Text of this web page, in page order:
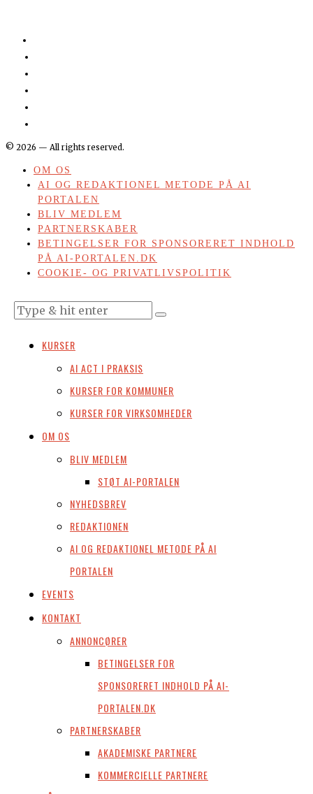
© 2026 — All rights reserved.
OM OS
AI OG REDAKTIONEL METODE PÅ AI
PORTALEN
BLIV MEDLEM
PARTNERSKABER
BETINGELSER FOR SPONSORERET INDHOLD
PÅ AI-PORTALEN.DK
COOKIE- OG PRIVATLIVSPOLITIK
KURSER
AI ACT I PRAKSIS
KURSER FOR KOMMUNER
KURSER FOR VIRKSOMHEDER
OM OS
BLIV MEDLEM
STØT AI-PORTALEN
NYHEDSBREV
REDAKTIONEN
AI OG REDAKTIONEL METODE PÅ AI
PORTALEN
EVENTS
KONTAKT
ANNONCØRER
BETINGELSER FOR
SPONSORERET INDHOLD PÅ AI-
PORTALEN.DK
PARTNERSKABER
AKADEMISKE PARTNERE
KOMMERCIELLE PARTNERE